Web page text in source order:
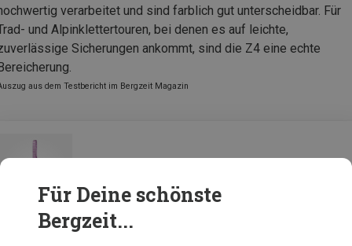
verarbeitet und sind farblich gut unterscheidbar. Für
und Alpinklettertouren, bei denen es auf leichte,
Sicherungen ankommt, sind die Z4 eine echte
aus dem Testbericht im Bergzeit Magazin
Zur Produktseite
Für Deine schönste
Bergzeit...